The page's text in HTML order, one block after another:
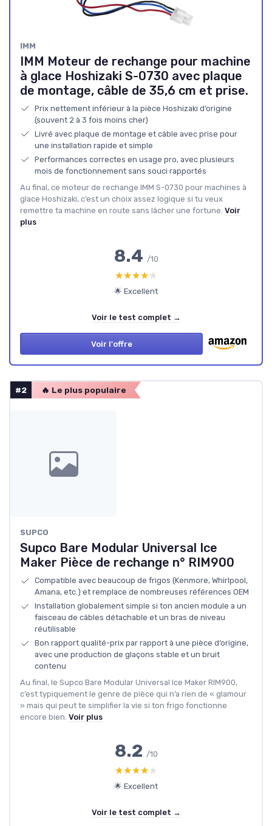
IMM
IMM Moteur de rechange pour machine
à glace Hoshizaki S-0730 avec plaque
de montage, câble de 35,6 cm et prise.
Prix nettement inférieur à la pièce Hoshizaki d’origine
(souvent 2 à 3 fois moins cher)
Livré avec plaque de montage et câble avec prise pour
une installation rapide et simple
Performances correctes en usage pro, avec plusieurs
mois de fonctionnement sans souci rapportés
Au final, ce moteur de rechange IMM S-0730 pour machines à
glace Hoshizaki, c’est un choix assez logique si tu veux
remettre ta machine en route sans lâcher une fortune. Voir
plus
8.4 /10
★★★★★
★★★★★
🌟 Excellent
Voir le test complet →
Voir l'offre
#2 🔥 Le plus populaire
SUPCO
Supco Bare Modular Universal Ice
Maker Pièce de rechange n° RIM900
Compatible avec beaucoup de frigos (Kenmore, Whirlpool,
Amana, etc.) et remplace de nombreuses références OEM
Installation globalement simple si ton ancien module a un
faisceau de câbles détachable et un bras de niveau
réutilisable
Bon rapport qualité-prix par rapport à une pièce d’origine,
avec une production de glaçons stable et un bruit
contenu
Au final, le Supco Bare Modular Universal Ice Maker RIM900,
c’est typiquement le genre de pièce qui n’a rien de « glamour
» mais qui peut te simplifier la vie si ton frigo fonctionne
encore bien. Voir plus
8.2 /10
★★★★★
★★★★★
🌟 Excellent
Voir le test complet →